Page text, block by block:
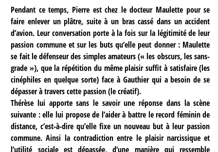
Pendant ce temps, Pierre est chez le docteur Maulette pour se
faire enlever un plâtre, suite à un bras cassé dans un accident
d’avion. Leur conversation porte à la fois sur la légitimité de leur
passion commune et sur les buts qu’elle peut donner : Maulette
se fait le défenseur des simples amateurs (« les obscurs, les sans-
grade »), que la répétition du même plaisir suffit à satisfaire (les
cinéphiles en quelque sorte) face à Gauthier qui a besoin de se
dépasser à travers cette passion (le créatif).
Thérèse lui apporte sans le savoir une réponse dans la scène
suivante : elle lui propose de l’aider à battre le record féminin de
distance, c’est-à-dire qu’elle fixe un nouveau but à leur passion
commune. Ainsi la contradiction entre le plaisir narcissique et
l’utilité sociale est dépassée, d’une manière qui ressemble